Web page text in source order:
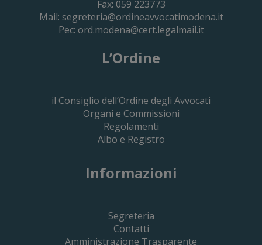
19 Giugno 2026
Fax: 059 223773
Mail: segreteria@ordineavvocatimodena.it
Pec: ord.modena@cert.legalmail.it
L’Ordine
il Consiglio dell’Ordine degli Avvocati
Organi e Commissioni
Regolamenti
Albo e Registro
Informazioni
Segreteria
Contatti
Amministrazione Trasparente